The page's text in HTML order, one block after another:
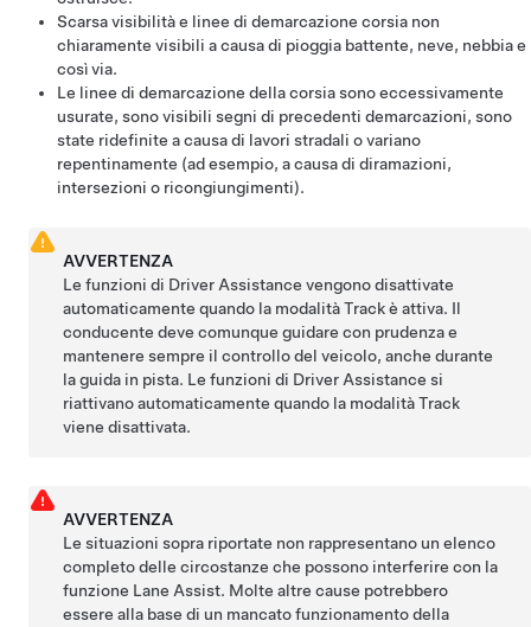
Scarsa visibilità e linee di demarcazione corsia non
chiaramente visibili a causa di pioggia battente, neve, nebbia e
così via.
Le linee di demarcazione della corsia sono eccessivamente
usurate, sono visibili segni di precedenti demarcazioni, sono
state ridefinite a causa di lavori stradali o variano
repentinamente (ad esempio, a causa di diramazioni,
intersezioni o ricongiungimenti).
AVVERTENZA
Le funzioni di Driver Assistance vengono disattivate
automaticamente quando la modalità Track è attiva. Il
conducente deve comunque guidare con prudenza e
mantenere sempre il controllo del veicolo, anche durante
la guida in pista. Le funzioni di Driver Assistance si
riattivano automaticamente quando la modalità Track
viene disattivata.
AVVERTENZA
Le situazioni sopra riportate non rappresentano un elenco
completo delle circostanze che possono interferire con la
funzione Lane Assist. Molte altre cause potrebbero
essere alla base di un mancato funzionamento della